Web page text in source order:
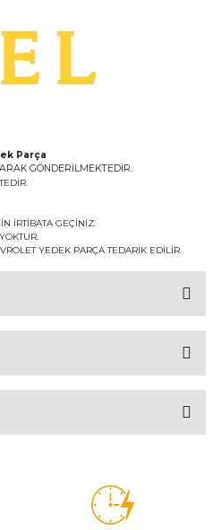
Parça
GÖNDERİLMEKTEDİR.
İRTİBATA GEÇİNİZ.
YEDEK PARÇA TEDARİK EDİLİR.
ederiz.